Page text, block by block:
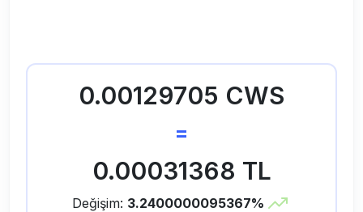
0.00129705 CWS
=
0.00031368 TL
Değişim: 3.2400000095367%